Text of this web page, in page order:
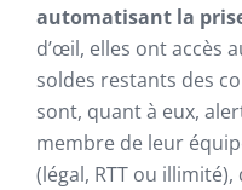
automatisant la
d’œil, elles ont accès
soldes restants des
sont, quant à eux,
membre de leur
(légal, RTT ou